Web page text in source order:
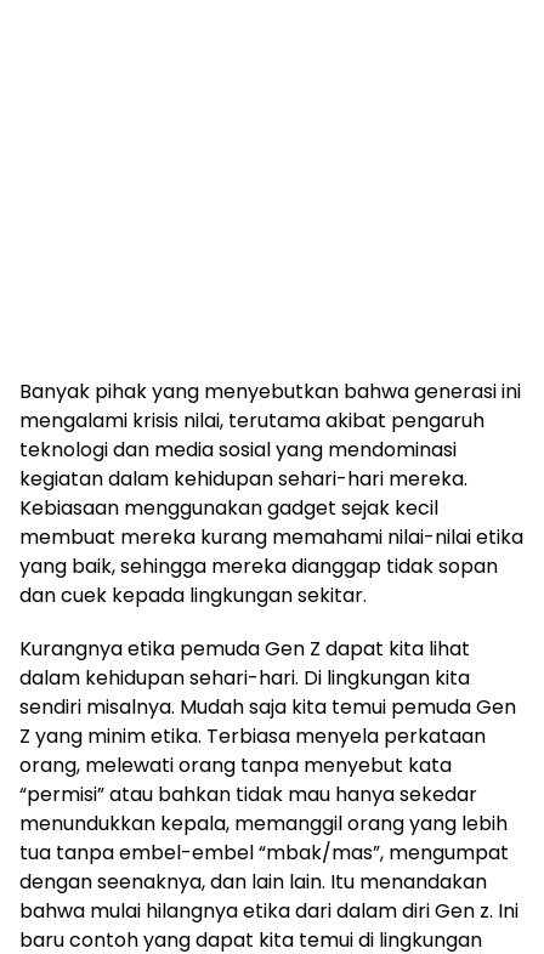
Banyak pihak yang menyebutkan bahwa generasi ini
mengalami krisis nilai, terutama akibat pengaruh
teknologi dan media sosial yang mendominasi
kegiatan dalam kehidupan sehari-hari mereka.
Kebiasaan menggunakan gadget sejak kecil
membuat mereka kurang memahami nilai-nilai etika
yang baik, sehingga mereka dianggap tidak sopan
dan cuek kepada lingkungan sekitar.
Kurangnya etika pemuda Gen Z dapat kita lihat
dalam kehidupan sehari-hari. Di lingkungan kita
sendiri misalnya. Mudah saja kita temui pemuda Gen
Z yang minim etika. Terbiasa menyela perkataan
orang, melewati orang tanpa menyebut kata
“permisi” atau bahkan tidak mau hanya sekedar
menundukkan kepala, memanggil orang yang lebih
tua tanpa embel-embel “mbak/mas”, mengumpat
dengan seenaknya, dan lain lain. Itu menandakan
bahwa mulai hilangnya etika dari dalam diri Gen z. Ini
baru contoh yang dapat kita temui di lingkungan